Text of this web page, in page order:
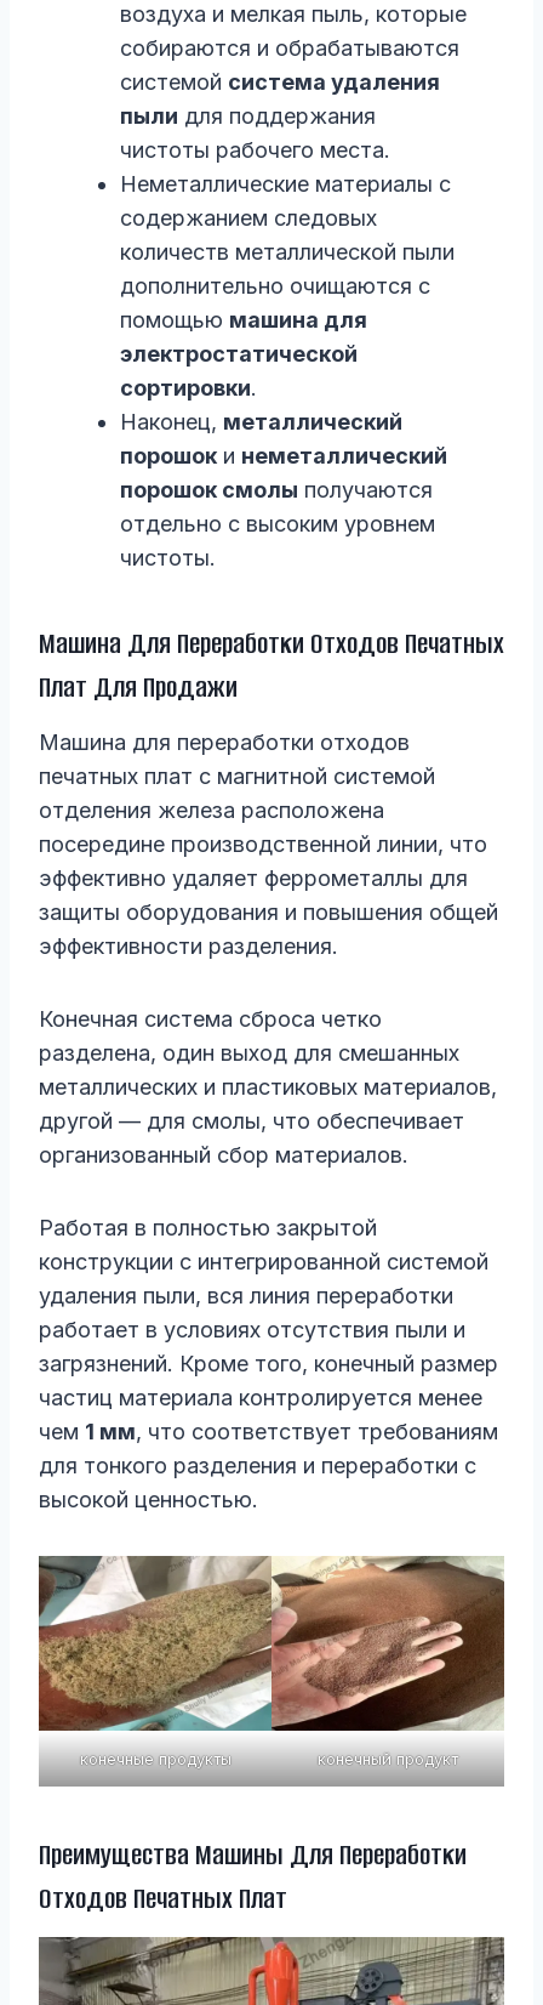
воздуха и мелкая пыль, которые
собираются и обрабатываются
системой система удаления
пыли для поддержания
чистоты рабочего места.
Неметаллические материалы с
содержанием следовых
количеств металлической пыли
дополнительно очищаются с
помощью машина для
электростатической
сортировки.
Наконец, металлический
порошоки неметаллический
порошок смолы получаются
отдельно с высоким уровнем
чистоты.
Машина Для Переработки Отходов Печатных
Плат Для Продажи
Машина для переработки отходов
печатных плат с магнитной системой
отделения железа расположена
посередине производственной линии, что
эффективно удаляет феррометаллы для
защиты оборудования и повышения общей
эффективности разделения.
Конечная система сброса четко
разделена, один выход для смешанных
металлических и пластиковых материалов,
другой — для смолы, что обеспечивает
организованный сбор материалов.
Работая в полностью закрытой
конструкции с интегрированной системой
удаления пыли, вся линия переработки
работает в условиях отсутствия пыли и
загрязнений. Кроме того, конечный размер
частиц материала контролируется менее
чем 1 мм, что соответствует требованиям
для тонкого разделения и переработки с
высокой ценностью.
конечные продукты конечный продукт
Преимущества Машины Для Переработки
Отходов Печатных Плат